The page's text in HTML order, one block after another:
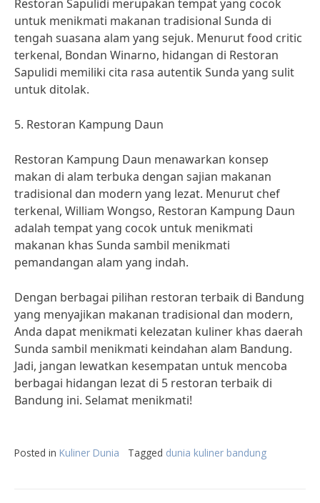
Restoran Sapulidi merupakan tempat yang cocok
untuk menikmati makanan tradisional Sunda di
tengah suasana alam yang sejuk. Menurut food critic
terkenal, Bondan Winarno, hidangan di Restoran
Sapulidi memiliki cita rasa autentik Sunda yang sulit
untuk ditolak.
5. Restoran Kampung Daun
Restoran Kampung Daun menawarkan konsep
makan di alam terbuka dengan sajian makanan
tradisional dan modern yang lezat. Menurut chef
terkenal, William Wongso, Restoran Kampung Daun
adalah tempat yang cocok untuk menikmati
makanan khas Sunda sambil menikmati
pemandangan alam yang indah.
Dengan berbagai pilihan restoran terbaik di Bandung
yang menyajikan makanan tradisional dan modern,
Anda dapat menikmati kelezatan kuliner khas daerah
Sunda sambil menikmati keindahan alam Bandung.
Jadi, jangan lewatkan kesempatan untuk mencoba
berbagai hidangan lezat di 5 restoran terbaik di
Bandung ini. Selamat menikmati!
Posted in Kuliner Dunia Tagged dunia kuliner bandung